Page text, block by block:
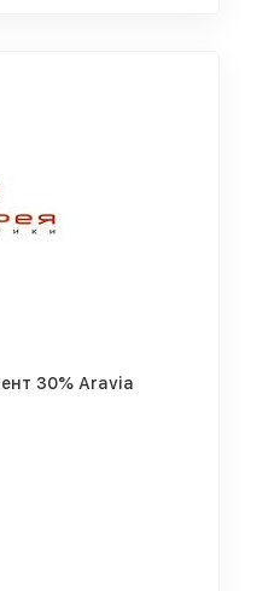
30% Aravia